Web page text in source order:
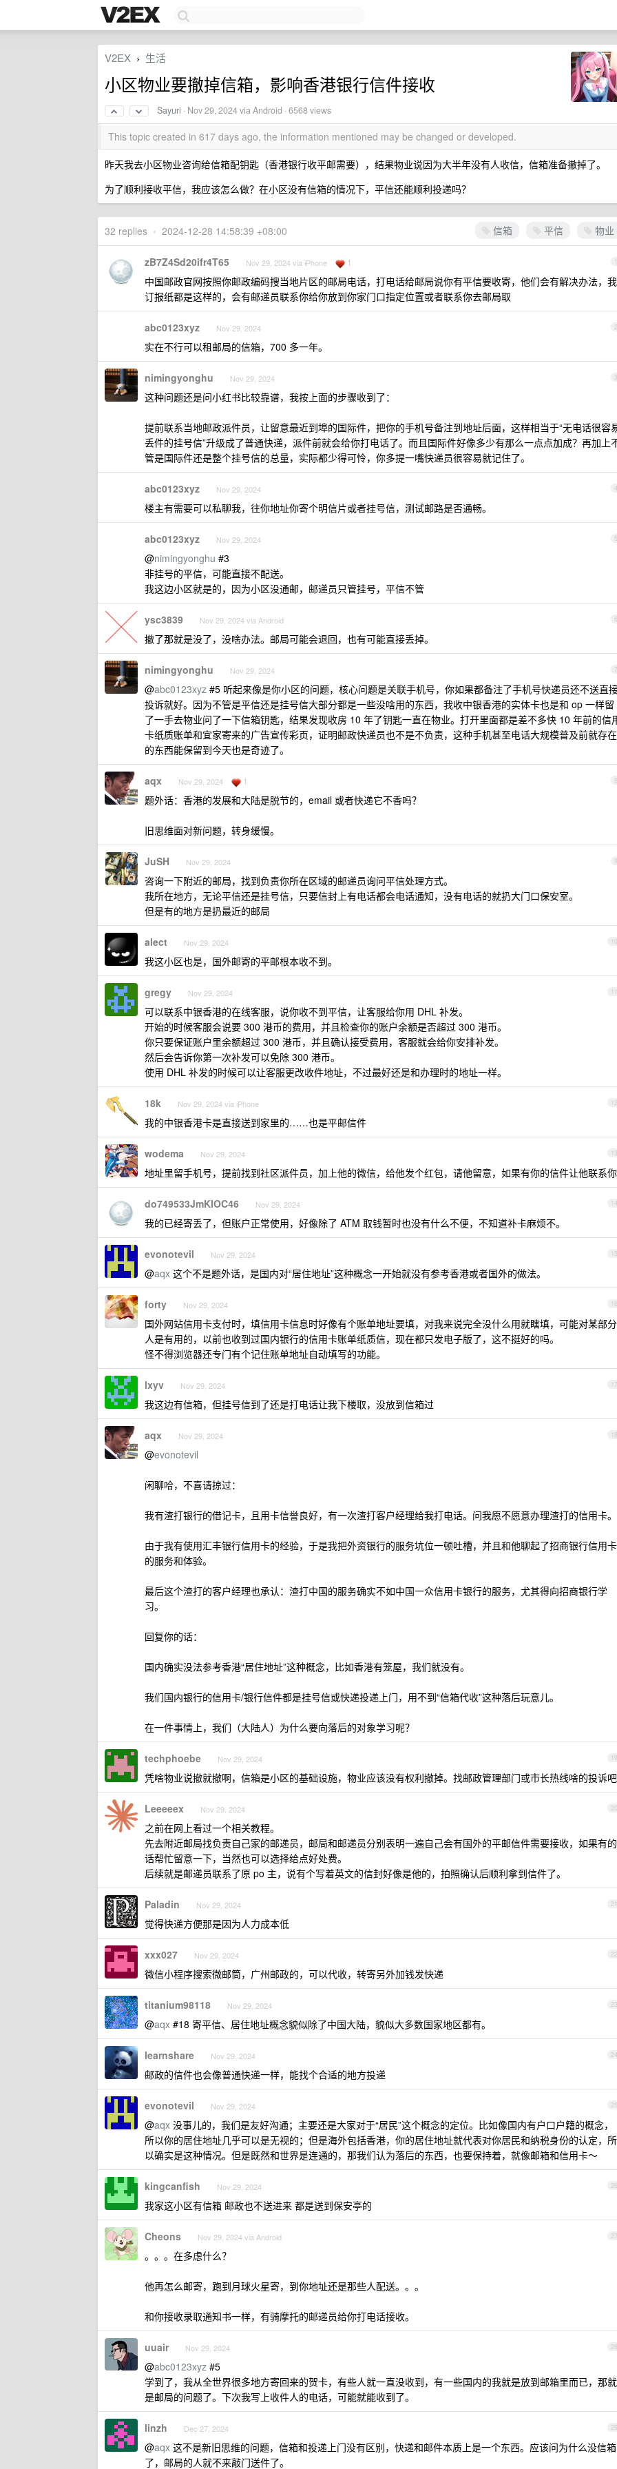
V2EX › 生活
小区物业要撤掉信箱，影响香港银行信件接收
Sayuri · Nov 29, 2024via Android · 6568 views
This topic created in 617 days ago, the information mentioned may be changed or developed.
昨天我去小区物业咨询给信箱配钥匙（香港银行收平邮需要），结果物业说因为大半年没有人收信，信箱准备撤掉了。
为了顺利接收平信，我应该怎么做？在小区没有信箱的情况下，平信还能顺利投递吗？
信箱 平信 物业
32 replies • 2024-12-28 14:58:39 +08:00
1
zB7Z4Sd20ifr4T65 Nov 29, 2024 via iPhone 1
中国邮政官网按照你邮政编码搜当地片区的邮局电话，打电话给邮局说你有平信要收寄，他们会有解决办法，我
订报纸都是这样的，会有邮递员联系你给你放到你家门口指定位置或者联系你去邮局取
2
abc0123xyz Nov 29, 2024
实在不行可以租邮局的信箱，700 多一年。
3
nimingyonghu Nov 29, 2024
这种问题还是问小红书比较靠谱，我按上面的步骤收到了：
提前联系当地邮政派件员，让留意最近到埠的国际件，把你的手机号备注到地址后面，这样相当于“无电话很容
丢件的挂号信”升级成了普通快递，派件前就会给你打电话了。而且国际件好像多少有那么一点点加成？再加上
管是国际件还是整个挂号信的总量，实际都少得可怜，你多提一嘴快递员很容易就记住了。
4
abc0123xyz Nov 29, 2024
楼主有需要可以私聊我，往你地址你寄个明信片或者挂号信，测试邮路是否通畅。
5
abc0123xyz Nov 29, 2024
@nimingyonghu #3
非挂号的平信，可能直接不配送。
我这边小区就是的，因为小区没通邮，邮递员只管挂号，平信不管
6
ysc3839 Nov 29, 2024 via Android
撤了那就是没了，没啥办法。邮局可能会退回，也有可能直接丢掉。
7
nimingyonghu Nov 29, 2024
@abc0123xyz #5 听起来像是你小区的问题，核心问题是关联手机号，你如果都备注了手机号快递员还不送直
投诉就好。因为不管是平信还是挂号信大部分都是一些没啥用的东西，我收中银香港的实体卡也是和 op 一样留
了一手去物业问了一下信箱钥匙，结果发现收房 10 年了钥匙一直在物业。打开里面都是差不多快 10 年前的信
卡纸质账单和宜家寄来的广告宣传彩页，证明邮政快递员也不是不负责，这种手机甚至电话大规模普及前就存在
的东西能保留到今天也是奇迹了。
8
aqx Nov 29, 2024 1
题外话：香港的发展和大陆是脱节的，email 或者快递它不香吗？
旧思维面对新问题，转身缓慢。
9
JuSH Nov 29, 2024
咨询一下附近的邮局，找到负责你所在区域的邮递员询问平信处理方式。
我所在地方，无论平信还是挂号信，只要信封上有电话都会电话通知，没有电话的就扔大门口保安室。
但是有的地方是扔最近的邮局
10
alect Nov 29, 2024
我这小区也是，国外邮寄的平邮根本收不到。
11
gregy Nov 29, 2024
可以联系中银香港的在线客服，说你收不到平信，让客服给你用 DHL 补发。
开始的时候客服会说要 300 港币的费用，并且检查你的账户余额是否超过 300 港币。
你只要保证账户里余额超过 300 港币，并且确认接受费用，客服就会给你安排补发。
然后会告诉你第一次补发可以免除 300 港币。
使用 DHL 补发的时候可以让客服更改收件地址，不过最好还是和办理时的地址一样。
12
18k Nov 29, 2024 via iPhone
我的中银香港卡是直接送到家里的……也是平邮信件
13
wodema Nov 29, 2024
地址里留手机号，提前找到社区派件员，加上他的微信，给他发个红包，请他留意，如果有你的信件让他联系你
14
do749533JmKlOC46 Nov 29, 2024
我的已经寄丢了，但账户正常使用，好像除了 ATM 取钱暂时也没有什么不便，不知道补卡麻烦不。
15
evonotevil Nov 29, 2024
@aqx 这个不是题外话，是国内对“居住地址”这种概念一开始就没有参考香港或者国外的做法。
16
forty Nov 29, 2024
国外网站信用卡支付时，填信用卡信息时好像有个账单地址要填，对我来说完全没什么用就瞎填，可能对某部分
人是有用的，以前也收到过国内银行的信用卡账单纸质信，现在都只发电子版了，这不挺好的吗。
怪不得浏览器还专门有个记住账单地址自动填写的功能。
17
lxyv Nov 29, 2024
我这边有信箱，但挂号信到了还是打电话让我下楼取，没放到信箱过
18
aqx Nov 29, 2024
@evonotevil
闲聊哈，不喜请掠过：
我有渣打银行的借记卡，且用卡信誉良好，有一次渣打客户经理给我打电话。问我愿不愿意办理渣打的信用卡。
由于我有使用汇丰银行信用卡的经验，于是我把外资银行的服务坑位一顿吐槽，并且和他聊起了招商银行信用卡
的服务和体验。
最后这个渣打的客户经理也承认：渣打中国的服务确实不如中国一众信用卡银行的服务，尤其得向招商银行学
习。
回复你的话：
国内确实没法参考香港“居住地址”这种概念，比如香港有笼屋，我们就没有。
我们国内银行的信用卡/银行信件都是挂号信或快递投递上门，用不到“信箱代收”这种落后玩意儿。
在一件事情上，我们（大陆人）为什么要向落后的对象学习呢？
19
techphoebe Nov 29, 2024
凭啥物业说撤就撤啊，信箱是小区的基础设施，物业应该没有权利撤掉。找邮政管理部门或市长热线啥的投诉吧
20
Leeeeex Nov 29, 2024
之前在网上看过一个相关教程。
先去附近邮局找负责自己家的邮递员，邮局和邮递员分别表明一遍自己会有国外的平邮信件需要接收，如果有的
话帮忙留意一下，当然也可以选择给点好处费。
后续就是邮递员联系了原 po 主，说有个写着英文的信封好像是他的，拍照确认后顺利拿到信件了。
21
Paladin Nov 29, 2024
觉得快递方便那是因为人力成本低
22
xxx027 Nov 29, 2024
微信小程序搜索微邮筒，广州邮政的，可以代收，转寄另外加钱发快递
23
titanium98118 Nov 29, 2024
@aqx #18 寄平信、居住地址概念貌似除了中国大陆，貌似大多数国家地区都有。
24
learnshare Nov 29, 2024
邮政的信件也会像普通快递一样，能找个合适的地方投递
25
evonotevil Nov 29, 2024
@aqx 没事儿的，我们是友好沟通；主要还是大家对于“居民”这个概念的定位。比如像国内有户口户籍的概念，
所以你的居住地址几乎可以是无视的；但是海外包括香港，你的居住地址就代表对你居民和纳税身份的认定，所
以确实是这种情况。但是既然和世界是连通的，那我们认为落后的东西，也要保持着，就像邮箱和信用卡～
26
kingcanfish Nov 29, 2024
我家这小区有信箱 邮政也不送进来 都是送到保安亭的
27
Cheons Nov 29, 2024 via Android
。。。在多虑什么？
他再怎么邮寄，跑到月球火星寄，到你地址还是那些人配送。。。
和你接收录取通知书一样，有骑摩托的邮递员给你打电话接收。
28
uuair Nov 29, 2024
@abc0123xyz #5
学到了，我从全世界很多地方寄回来的贺卡，有些人就一直没收到，有一些国内的我就是放到邮箱里而已，那就
是邮局的问题了。下次我写上收件人的电话，可能就能收到了。
29
linzh Dec 27, 2024
@aqx 这不是新旧思维的问题，信箱和投递上门没有区别，快递和邮件本质上是一个东西。应该问为什么没信箱
了，邮局的人就不来敲门送件了。